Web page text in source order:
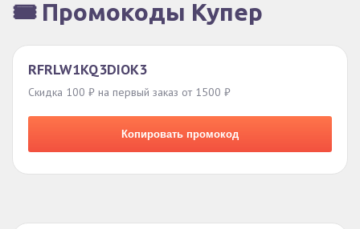
🎟️ Промокоды Купер
RFRLW1KQ3DIOK3
Скидка 100 ₽ на первый заказ от 1500 ₽
Копировать промокод